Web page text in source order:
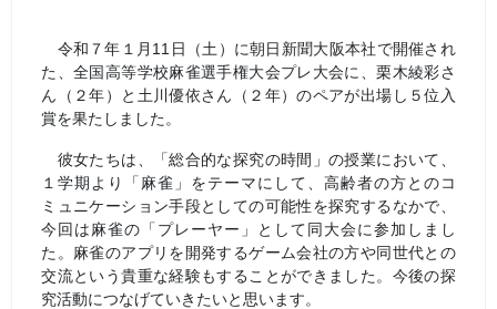
令和７年１月 11 日（土）に朝日新聞大阪本社で開催され
た、全国高等学校麻雀選手権大会プレ大会に、栗木綾彩さ
ん（２年）と土川優依さん（２年）のペアが出場し５位入
賞を果たしました。
彼女たちは、「総合的な探究の時間」の授業において、
１学期より「麻雀」をテーマにして、高齢者の方とのコ
ミュニケーション手段としての可能性を探究するなかで、
今回は麻雀の「プレーヤー」として同大会に参加しまし
た。麻雀のアプリを開発するゲーム会社の方や同世代との
交流という貴重な経験もすることができました。今後の探
究活動につなげていきたいと思います。